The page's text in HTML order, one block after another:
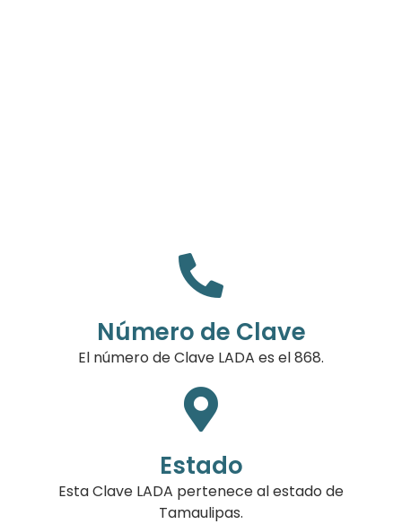
Número de Clave
El número de Clave LADA es el 868.
Estado
Esta Clave LADA pertenece al estado de
Tamaulipas.